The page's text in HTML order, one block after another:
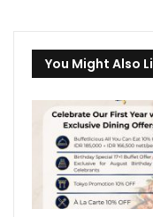
You Might Also